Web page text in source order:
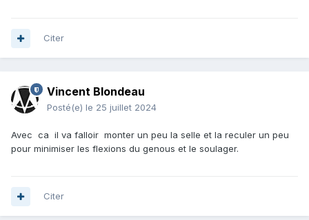
Citer
Vincent Blondeau
Posté(e) le 25 juillet 2024
Avec ca il va falloir monter un peu la selle et la reculer un peu
pour minimiser les flexions du genous et le soulager.
Citer